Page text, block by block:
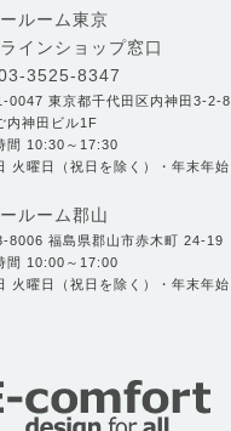
ルーム東京
インショップ窓口
3525-8347
0047 東京都千代田区内神田3-2-8
内神田ビル1F
間 10:30～17:30
火曜日（祝日を除く）・年末年始
ルーム郡山
8006 福島県郡山市赤木町 24-19
間 10:00～17:00
火曜日（祝日を除く）・年末年始